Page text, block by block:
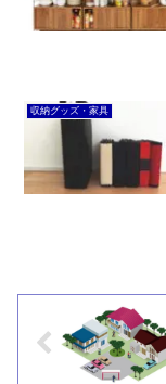
収納グッズ・家具